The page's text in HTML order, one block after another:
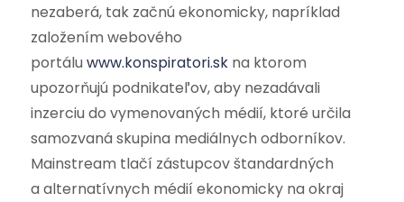
nezaberá, tak začnú ekonomicky, napríklad
založením webového
portálu www.konspiratori.skna ktorom
upozorňujú podnikateľov, aby nezadávali
inzerciu do vymenovaných médií, ktoré určila
samozvaná skupina mediálnych odborníkov.
Mainstream tlačí zástupcov štandardných
a alternatívnych médií ekonomicky na okraj